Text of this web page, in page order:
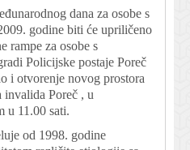
dana za osobe s
godine biti će upriličeno
rampe za osobe s
Policijske postaje Poreč
i otvorenje novog prostora
invalida Poreč , u
u 11.00 sati.
od 1998. godine